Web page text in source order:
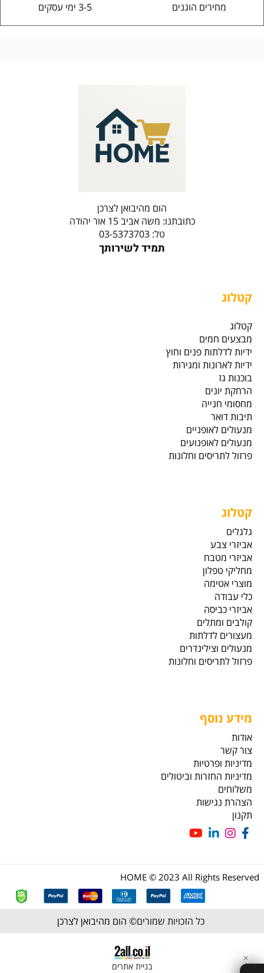
מחירים הוגנים
הום מהיבואן לצרכן
כתובתנו: משה אביב 15 אור יהודה
טל: 03-5373703
תמיד לשירותך
קטלוג
קטלוג
מבצעים חמים
ידיות לדלתות פנים וחוץ
ידיות לארונות ומגירות
בוכנות גז
הרחקת יונים
מחסומי חנייה
תיבות דואר
מנעולים לאופניים
מנעולים לאופנועים
פרזול לתריסים וחלונות
קטלוג
גלגלים
אביזרי צבע
אביזרי מטבח
מחליקי טפלון
מוצרי אטימה
כלי עבודה
אביזרי כביסה
קולבים ומתלים
מעצורים לדלתות
מנעולים וצילינדרים
פרזול לתריסים וחלונות
מידע נוסף
אודות
צור קשר
מדיניות ופרטיות
מדיניות החזרות וביטולים
משלוחים
הצהרת נגישות
תקנון
HOME © 2023 All Rights Reserved
כל הזכויות שמורים© הום מהיבואן לצרכן
בניית אתרים
✕